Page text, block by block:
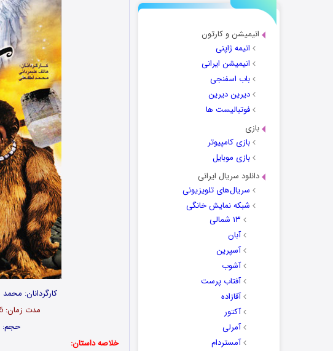
انیمیشن و کارتون
انیمه ژاپنی
انیمیشن ایرانی
باب اسفنجی
دیرین دیرین
فوتبالیست ها
بازی
بازی کامپیوتر
بازی موبایل
دانلود سریال ایرانی
سریال‌های تلویزیونی
شبکه نمایش خانگی
۱۳ شمالی
آبان
آسپرین
آشوب
آفتاب پرست
آقازاده
آکتور
آمرلی
آمستردام
کارگردانان: محمد
مدت زمان: 76 دقیقه | نوع: سینمایی | مخاطب: خانواده | کیفیت تصویر: 480p
حجم: 700 مگابایت + 351 مگابایت | تهیه کننده: داریوش بابائیان
خلاصه داستان: